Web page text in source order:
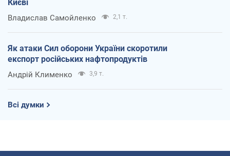
Києві
Владислав Самойленко 2,1 т.
Як атаки Сил оборони України скоротили
експорт російських нафтопродуктів
Андрій Клименко 3,9 т.
Всі думки